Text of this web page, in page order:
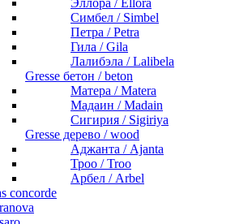
Эллора / Ellora
Симбел / Simbel
Петра / Petra
Гила / Gila
Лалибэла / Lalibela
Gresse бетон / beton
Матера / Matera
Мадаин / Madain
Сигирия / Sigiriya
Gresse дерево / wood
Аджанта / Ajanta
Троо / Troo
Арбел / Arbel
concorde